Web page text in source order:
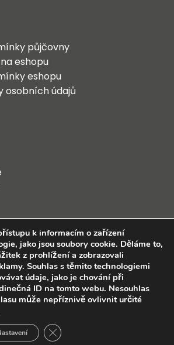
půjčovny
eshopu
eshopu
osobních údajů
s.r.o. Všechna práva vyhrazena.
k informacím o zařízení
jako jsou soubory cookie. Děláme to,
z prohlížení a zobrazovali
Souhlas s těmito technologiemi
údaje, jako je chování při
ID na tomto webu. Nesouhlas
může nepříznivě ovlivnit určité
Zavřít cookie lištu GDPR